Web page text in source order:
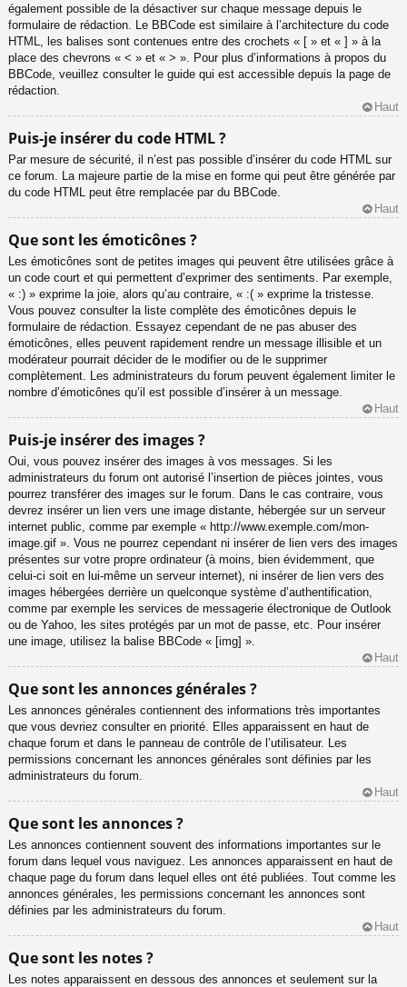
également possible de la désactiver sur chaque message depuis le
formulaire de rédaction. Le BBCode est similaire à l’architecture du code
HTML, les balises sont contenues entre des crochets « [ » et « ] » à la
place des chevrons « < » et « > ». Pour plus d’informations à propos du
BBCode, veuillez consulter le guide qui est accessible depuis la page de
rédaction.
Haut
Puis-je insérer du code HTML ?
Par mesure de sécurité, il n’est pas possible d’insérer du code HTML sur
ce forum. La majeure partie de la mise en forme qui peut être générée par
du code HTML peut être remplacée par du BBCode.
Haut
Que sont les émoticônes ?
Les émoticônes sont de petites images qui peuvent être utilisées grâce à
un code court et qui permettent d’exprimer des sentiments. Par exemple,
« :) » exprime la joie, alors qu’au contraire, « :( » exprime la tristesse.
Vous pouvez consulter la liste complète des émoticônes depuis le
formulaire de rédaction. Essayez cependant de ne pas abuser des
émoticônes, elles peuvent rapidement rendre un message illisible et un
modérateur pourrait décider de le modifier ou de le supprimer
complètement. Les administrateurs du forum peuvent également limiter le
nombre d’émoticônes qu’il est possible d’insérer à un message.
Haut
Puis-je insérer des images ?
Oui, vous pouvez insérer des images à vos messages. Si les
administrateurs du forum ont autorisé l’insertion de pièces jointes, vous
pourrez transférer des images sur le forum. Dans le cas contraire, vous
devrez insérer un lien vers une image distante, hébergée sur un serveur
internet public, comme par exemple « http://www.exemple.com/mon-
image.gif ». Vous ne pourrez cependant ni insérer de lien vers des images
présentes sur votre propre ordinateur (à moins, bien évidemment, que
celui-ci soit en lui-même un serveur internet), ni insérer de lien vers des
images hébergées derrière un quelconque système d’authentification,
comme par exemple les services de messagerie électronique de Outlook
ou de Yahoo, les sites protégés par un mot de passe, etc. Pour insérer
une image, utilisez la balise BBCode « [img] ».
Haut
Que sont les annonces générales ?
Les annonces générales contiennent des informations très importantes
que vous devriez consulter en priorité. Elles apparaissent en haut de
chaque forum et dans le panneau de contrôle de l’utilisateur. Les
permissions concernant les annonces générales sont définies par les
administrateurs du forum.
Haut
Que sont les annonces ?
Les annonces contiennent souvent des informations importantes sur le
forum dans lequel vous naviguez. Les annonces apparaissent en haut de
chaque page du forum dans lequel elles ont été publiées. Tout comme les
annonces générales, les permissions concernant les annonces sont
définies par les administrateurs du forum.
Haut
Que sont les notes ?
Les notes apparaissent en dessous des annonces et seulement sur la